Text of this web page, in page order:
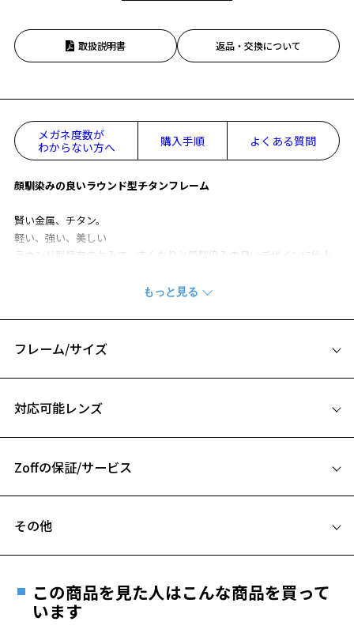
お気に入りリストは こちら
取扱説明書 返品・交換について
メガネ度数が
わからない方へ
購入手順 よくある質問
顔馴染みの良いラウンド型チタンフレーム
賢い金属、チタン。
軽い、強い、美しい
ラウンド型特有の丸みで、すんなりと顔馴染みの良いデザインに仕上
軽量素材を使用し、長時間かけても耳や鼻への負担が少ないため、快
汗や湿気に強く、耐食性に優れ、 強度が高く丈夫なためタイムレスに
長くご愛用いただけます。
特徴的な大きめサイズは小顔効果も抜群。
シーンを選ばず、普段使いにもおすすめです。
チタンページをみる
フレーム/サイズ
B ブリッジ(鼻部分)の横幅：20mm
対応可能レンズ
フレームとレンズの合計料金を知りたい方へ
Zoffの保証/サービス
安心1 フレーム１年間品質保証
その他
ご希望のお客さまは、「レンズ交換券」をお選びのうえ、
最寄りのZoff実店舗にてレンズをお買い求めください。
※サングラスやパッケージ品では「レンズ交換券」はお選び
この商品を見た人はこんな商品を買って
います